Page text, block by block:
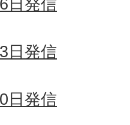
日発信
日発信